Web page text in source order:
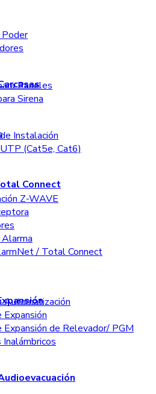
Paneles
Sirena
Instalación
(Cat5e, Cat6)
Connect
Z-WAVE
/ Total Connect
Automatización
de Relevador/ PGM